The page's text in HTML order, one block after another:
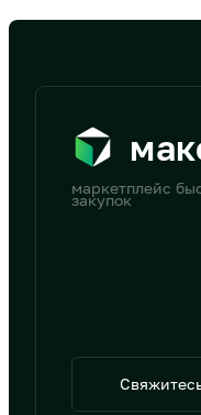
маркетплейс
закупок